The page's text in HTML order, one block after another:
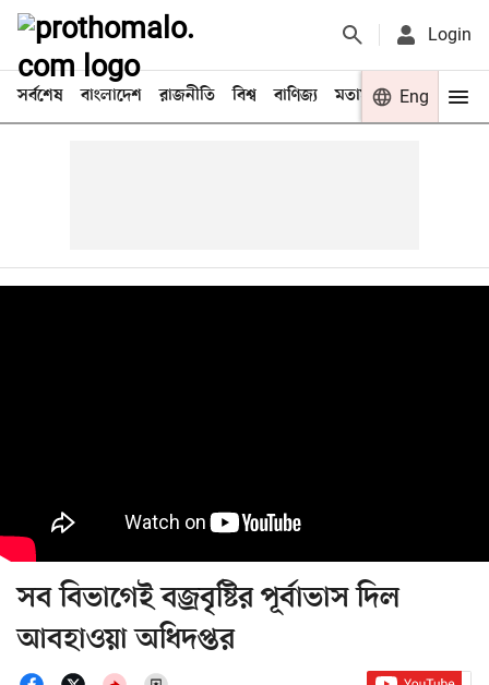
Login
সর্বশেষ বাংলাদেশ রাজনীতি বিশ্ব বাণিজ্য মতামত খেলা
Eng
সব বিভাগেই বজ্রবৃষ্টির পূর্বাভাস দিল
আবহাওয়া অধিদপ্তর